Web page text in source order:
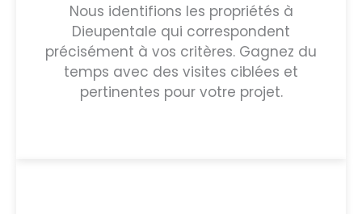
Nous identifions les propriétés à
Dieupentale qui correspondent
précisément à vos critères. Gagnez du
temps avec des visites ciblées et
pertinentes pour votre projet.